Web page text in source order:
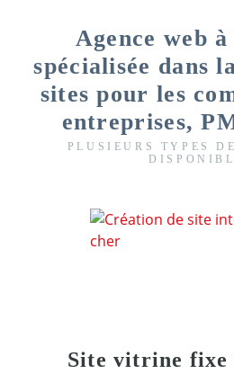
Agence web
spécialisée dans
sites pour les
entreprises,
PLUSIEURS TYPES
Site vitrine fixe